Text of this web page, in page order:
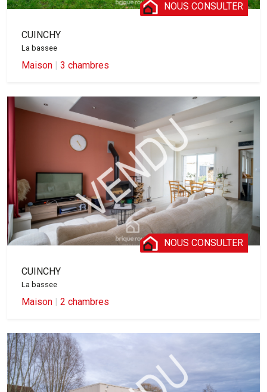
NOUS CONSULTER
CUINCHY
La bassee
Maison | 3 chambres
NOUS CONSULTER
CUINCHY
La bassee
Maison | 2 chambres